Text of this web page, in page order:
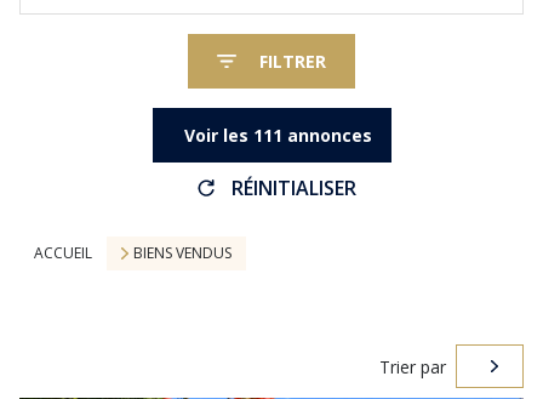
FILTRER
Voir les 111 annonces
RÉINITIALISER
ACCUEIL BIENS VENDUS
Trier par